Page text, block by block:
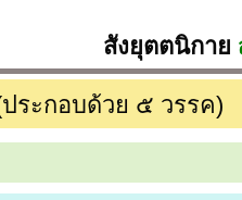
ยุตตนิกาย
ระกอบด้วย ๕ วรรค)